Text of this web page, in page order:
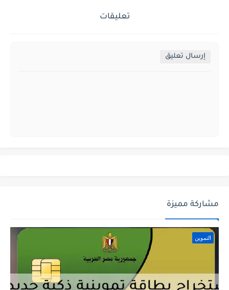
تعليقات
إرسال تعليق
مشاركة مميزة
التموين